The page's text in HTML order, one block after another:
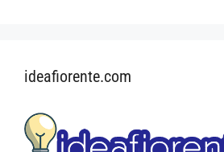
ideafiorente.com